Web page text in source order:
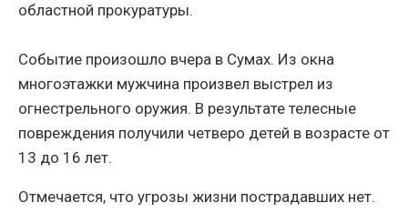
областной прокуратуры.
Событие произошло вчера в Сумах. Из окна
многоэтажки мужчина произвел выстрел из
огнестрельного оружия. В результате телесные
повреждения получили четверо детей в возрасте от
13 до 16 лет.
Отмечается, что угрозы жизни пострадавших нет.